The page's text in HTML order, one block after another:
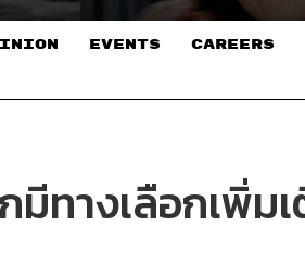
EVENTS CAREERS
ทางเลือกเพิ่ม